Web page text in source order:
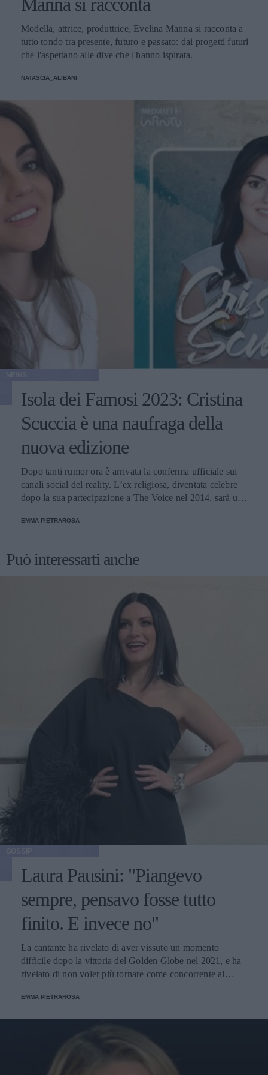
Modella, attrice, produttrice, Evelina Manna si racconta a
tutto tondo tra presente, futuro e passato: dai progetti futuri
che l'aspettano alle dive che l'hanno ispirata.
NATASCIA_ALIBANI
Isola dei Famosi 2023: Cristina
Scuccia è una naufraga della
nuova edizione
Dopo tanti rumor ora è arrivata la conferma ufficiale sui
canali social del reality. L’ex religiosa, diventata celebre
dopo la sua partecipazione a The Voice nel 2014, sarà una
EMMA PIETRAROSA
Può interessarti anche
Laura Pausini: "Piangevo
sempre, pensavo fosse tutto
finito. E invece no"
La cantante ha rivelato di aver vissuto un momento
difficile dopo la vittoria del Golden Globe nel 2021, e ha
rivelato di non voler più tornare come concorrente al
EMMA PIETRAROSA